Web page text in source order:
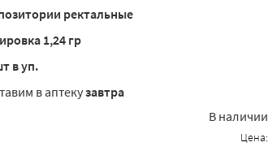
ректальные
1,24 гр
в уп.
в аптекузавтра
В наличии
Цена: